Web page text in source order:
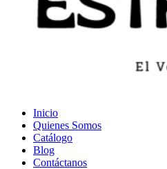
Inicio
Quienes Somos
Catálogo
Blog
Contáctanos